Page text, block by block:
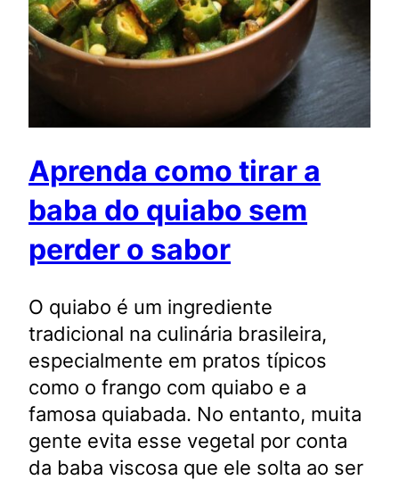
Aprenda como tirar a
baba do quiabo sem
perder o sabor
O quiabo é um ingrediente
tradicional na culinária brasileira,
especialmente em pratos típicos
como o frango com quiabo e a
famosa quiabada. No entanto, muita
gente evita esse vegetal por conta
da baba viscosa que ele solta ao ser